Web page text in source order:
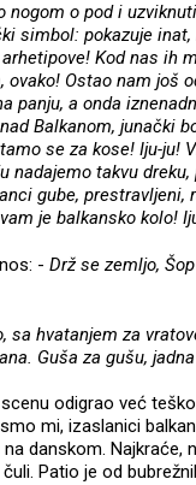
o pod i
simbol: pokazuje
Kod nas ih
Ostao nam još
panju, a onda
Balkanom, junački
se za kose! Iju-ju!
nadajemo takvu
gube, prestravljeni,
je balkansko kolo!
- Drž se zemljo,
hvatanjem za
Guša za gušu,
odigrao već
mi, izaslanici
danskom. Najkraće,
Patio je od